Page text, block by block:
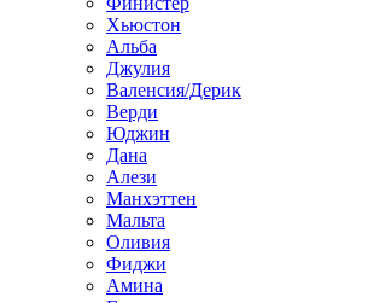
Хьюстон
Альба
Джулия
Валенсия/Дерик
Верди
Юджин
Дана
Алези
Манхэттен
Мальта
Оливия
Фиджи
Амина